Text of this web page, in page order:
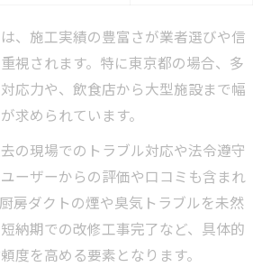
、施工実績の豊富さが業者選びや信
視されます。特に東京都の場合、多
応力や、飲食店から大型施設まで幅
求められています。
の現場でのトラブル対応や法令遵守
ーザーからの評価や口コミも含まれ
房ダクトの煙や臭気トラブルを未然
納期での改修工事完了など、具体的
度を高める要素となります。